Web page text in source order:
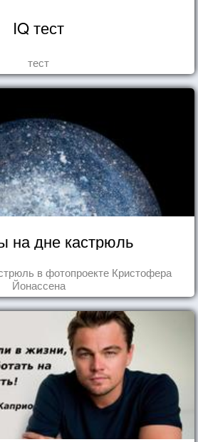
IQ тест
тест
на дне кастрюль
в фотопроекте Кристофера
Йонассена